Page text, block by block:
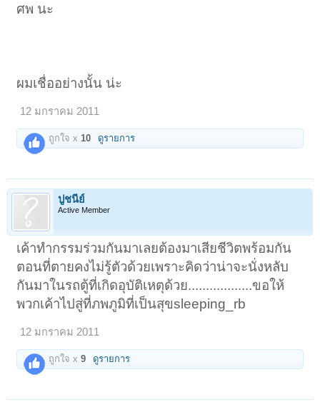
ศพ นะ
ผมเชื่ออย่างนั้น น่ะ
12 มกราคม 2011
ถูกใจ x 10 ดูรายการ
ปูชนีย์
Active Member
เค้าทำกรรมร่วมกันมาเลยต้องมาเสียชีวิตพร้อมกัน
ตอนที่ตายคงไม่รู้ตัวด้วยเพราะคิดว่าน่าจะนั่งหลับ
กันมาในรถตู้ที่เกิดอุบัติเหตุด้วย..................ขอให้
พวกเค้าไปสู่ที่ภพภูมิที่เป็นสุขsleeping_rb
12 มกราคม 2011
ถูกใจ x9 ดูรายการ